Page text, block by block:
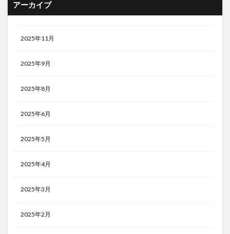
アーカイブ
2025年11月
2025年9月
2025年8月
2025年6月
2025年5月
2025年4月
2025年3月
2025年2月